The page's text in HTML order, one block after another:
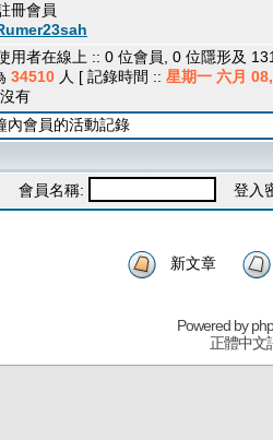
冊會員
用者在線上 :: 0 位會員, 0 位隱形及
34510 人 [ 記錄時間 :: 星期一 六月
有
內會員的活動記錄
會員名稱: 登入
新文章
Powered by
正體中文